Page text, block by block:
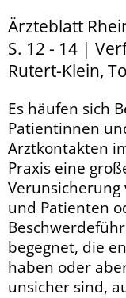
Ärzteblatt
S. 12 - 14 |
Rutert-Klein,
Es häufen sich
Patientinnen
Arztkontakten
Praxis eine
und Patienten
begegnet, die
haben oder
unsicher sind,